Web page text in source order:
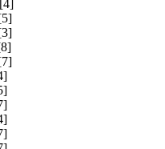
[4]